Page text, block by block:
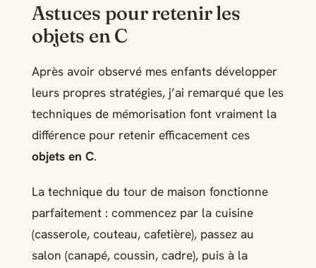
Astuces pour retenir les
objets en C
Après avoir observé mes enfants développer
leurs propres stratégies, j’ai remarqué que les
techniques de mémorisation font vraiment la
différence pour retenir efficacement ces
objets en C.
La technique du tour de maison fonctionne
parfaitement : commencez par la cuisine
(casserole, couteau, cafetière), passez au
salon (canapé, coussin, cadre), puis à la